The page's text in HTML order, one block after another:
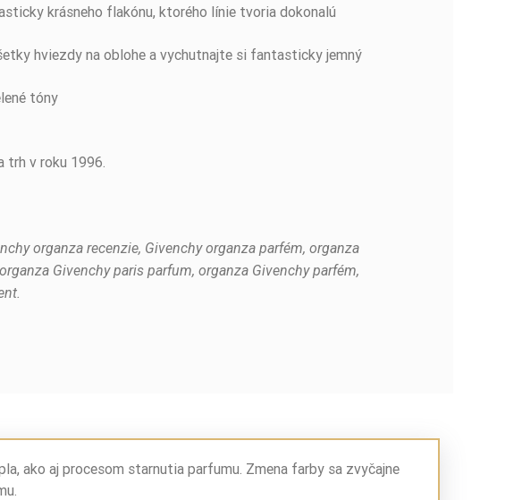
krásneho flakónu, ktorého línie tvoria dokonalú
hviezdy na oblohe a vychutnajte si fantasticky jemný
tóny
trh v roku 1996.
organza recenzie, Givenchy organza parfém, organza
Givenchy paris parfum, organza Givenchy parfém,
ako aj procesom starnutia parfumu. Zmena farby sa zvyčajne